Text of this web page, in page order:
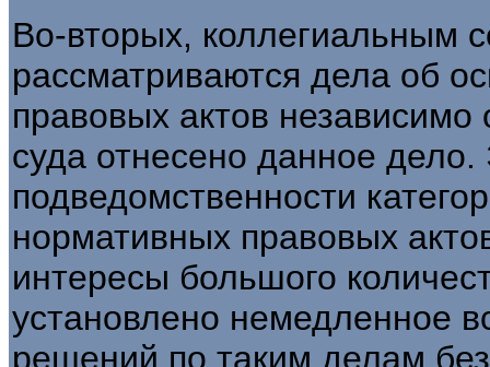
Во-вторых, коллегиальным
рассматриваются дела об
правовых актов независимо
суда отнесено данное
подведомственности
нормативных правовых
интересы большого
установлено немедленное
решений по таким делам